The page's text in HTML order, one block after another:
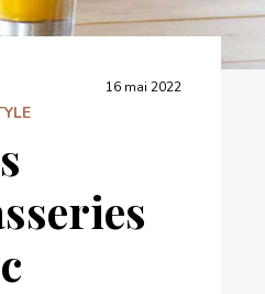
16 mai 2022